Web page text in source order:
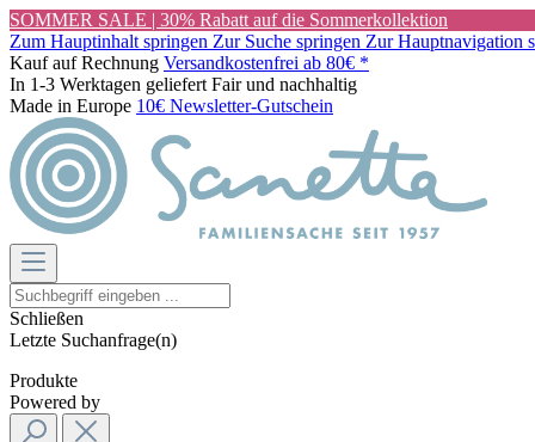
SOMMER SALE | 30% Rabatt auf die Sommerkollektion
Zum Hauptinhalt springen Zur Suche springen Zur Hauptnavigation
Kauf auf Rechnung Versandkostenfrei ab 80€ *
In 1-3 Werktagen geliefert Fair und nachhaltig
Made in Europe 10€ Newsletter-Gutschein
Schließen
Letzte Suchanfrage(n)
Produkte
Powered by